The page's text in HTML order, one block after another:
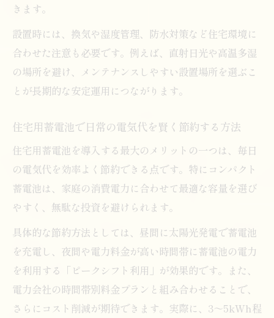
きます。
設置時には、換気や湿度管理、防水対策など住宅環境に
合わせた注意も必要です。例えば、直射日光や高温多湿
の場所を避け、メンテナンスしやすい設置場所を選ぶこ
とが長期的な安定運用につながります。
住宅用蓄電池で日常の電気代を賢く節約する方法
住宅用蓄電池を導入する最大のメリットの一つは、毎日
の電気代を効率よく節約できる点です。特にコンパクト
蓄電池は、家庭の消費電力に合わせて最適な容量を選び
やすく、無駄な投資を避けられます。
具体的な節約方法としては、昼間に太陽光発電で蓄電池
を充電し、夜間や電力料金が高い時間帯に蓄電池の電力
を利用する「ピークシフト利用」が効果的です。また、
電力会社の時間帯別料金プランと組み合わせることで、
さらにコスト削減が期待できます。実際に、3～5kWh程